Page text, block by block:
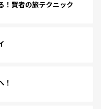
！賢者の旅テクニック
！